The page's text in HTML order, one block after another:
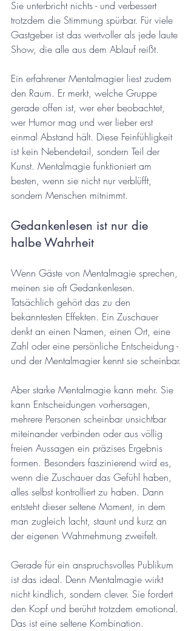
Sie unterbricht nichts - und verbessert
trotzdem die Stimmung spürbar. Für viele
Gastgeber ist das wertvoller als jede laute
Show, die alle aus dem Ablauf reißt.
Ein erfahrener Mentalmagier liest zudem
den Raum. Er merkt, welche Gruppe
gerade offen ist, wer eher beobachtet,
wer Humor mag und wer lieber erst
einmal Abstand hält. Diese Feinfühligkeit
ist kein Nebendetail, sondern Teil der
Kunst. Mentalmagie funktioniert am
besten, wenn sie nicht nur verblüfft,
sondern Menschen mitnimmt.
Gedankenlesen ist nur die
halbe Wahrheit
Wenn Gäste von Mentalmagie sprechen,
meinen sie oft Gedankenlesen.
Tatsächlich gehört das zu den
bekanntesten Effekten. Ein Zuschauer
denkt an einen Namen, einen Ort, eine
Zahl oder eine persönliche Entscheidung -
und der Mentalmagier kennt sie scheinbar.
Aber starke Mentalmagie kann mehr. Sie
kann Entscheidungen vorhersagen,
mehrere Personen scheinbar unsichtbar
miteinander verbinden oder aus völlig
freien Aussagen ein präzises Ergebnis
formen. Besonders faszinierend wird es,
wenn die Zuschauer das Gefühl haben,
alles selbst kontrolliert zu haben. Dann
entsteht dieser seltene Moment, in dem
man zugleich lacht, staunt und kurz an
der eigenen Wahrnehmung zweifelt.
Gerade für ein anspruchsvolles Publikum
ist das ideal. Denn Mentalmagie wirkt
nicht kindlich, sondern clever. Sie fordert
den Kopf und berührt trotzdem emotional.
Das ist eine seltene Kombination.